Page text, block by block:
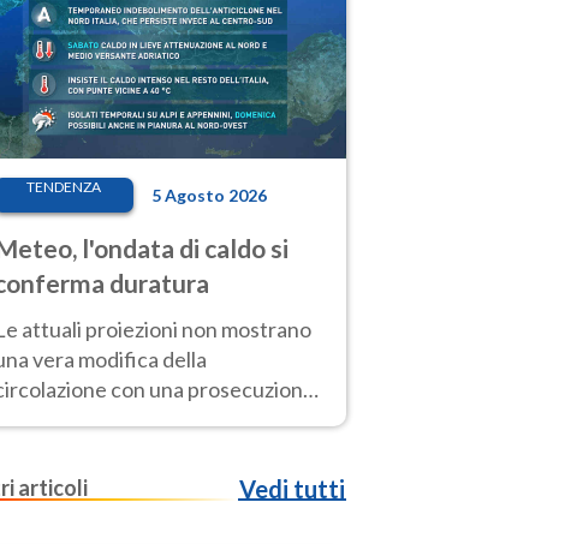
TENDENZA 5 Agosto 2026
l'ondata di caldo si
duratura
attuali proiezioni non mostrano
vera modifica della
con una prosecuzione
caldo fuori scala per molti
articoli Vedi tutti